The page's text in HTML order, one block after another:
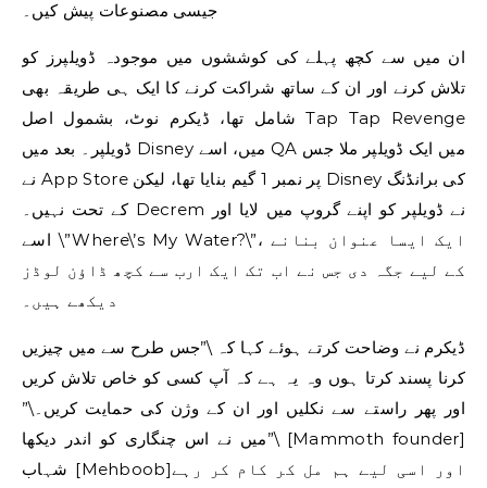
جیسی مصنوعات پیش کیں۔
ان میں سے کچھ پہلے کی کوششوں میں موجودہ ڈویلپرز کو
تلاش کرنے اور ان کے ساتھ شراکت کرنے کا ایک ہی طریقہ بھی
شامل تھا، ڈیکرم نوٹ، بشمول اصل Tap Tap Revenge
ڈویلپر۔ بعد میں Disney میں، اسے QA میں ایک ڈویلپر ملا جس
نے App Store پر نمبر 1 گیم بنایا تھا، لیکن Disney کی برانڈنگ
کے تحت نہیں۔ Decrem نے ڈویلپر کو اپنے گروپ میں لایا اور
اسے \”Where\’s My Water?\”، ایک ایسا عنوان بنانے
کے لیے جگہ دی جس نے اب تک ایک ارب سے کچھ ڈاؤن لوڈز
دیکھے ہیں۔
ڈیکرم نے وضاحت کرتے ہوئے کہا کہ \”جس طرح سے میں چیزیں
کرنا پسند کرتا ہوں وہ یہ ہے کہ آپ کسی کو خاص تلاش کریں
اور پھر راستے سے نکلیں اور ان کے وژن کی حمایت کریں۔\”
\”میں نے اس چنگاری کو اندر دیکھا [Mammoth founder]
شہاب [Mehboob]اور اسی لیے ہم مل کر کام کر رہے